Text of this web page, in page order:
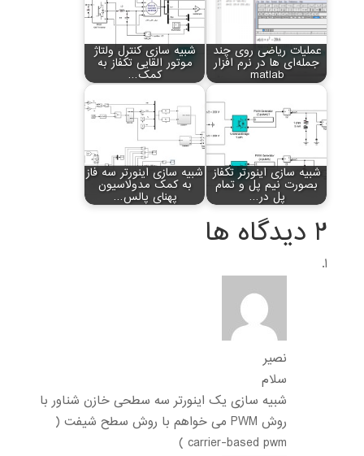
عملیات ریاضی روی چند
جمله‌ای ها در نرم افزار
matlab
شبیه سازی کنترل ولتاژ
موتور القایی تکفاز به
کمک…
شبیه سازی اینورتر تکفاز
بصورت نیم پل و تمام
پل در…
شبیه سازی اینورتر سه فاز
به کمک مدولاسیون
پهنای پالس…
2 دیدگاه ها
نصیر
سلام
شبیه سازی یک اینورتر سه سطحی خازن شناور با
روش PWM می خواهم با روش سطح شیفت (
carrier-based pwm )